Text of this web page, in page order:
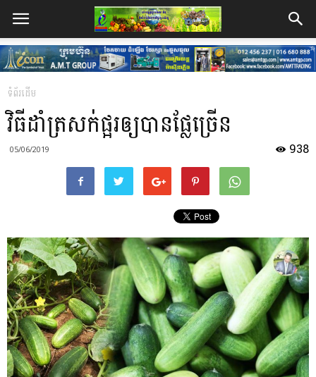
ទំព័រដើម
វិធីដាំត្រសក់ផ្អរឲ្យបានផ្លែច្រើន
05/06/2019 938